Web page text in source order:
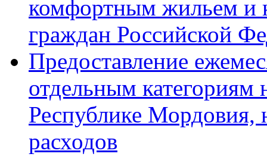
комфортным жильем и
граждан Российской
Предоставление
отдельным
Республике Мордовия,
расходов